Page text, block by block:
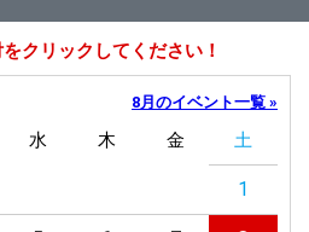
クリックしてください！
8月のイベント一覧 »
水 木 金 土
1